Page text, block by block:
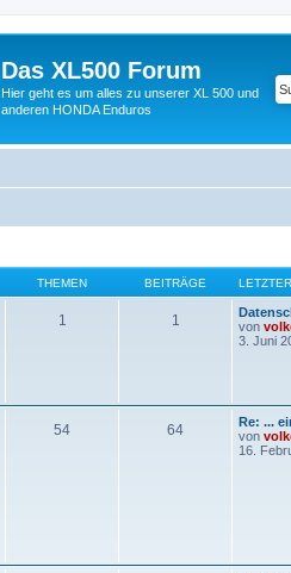
Das XL500 Forum
Hier geht es um alles zu unserer XL 500 und
anderen HONDA Enduros
THEMEN BEITRÄGE
1 1
von
3. Juni
54 64
Re: ...
von
16.